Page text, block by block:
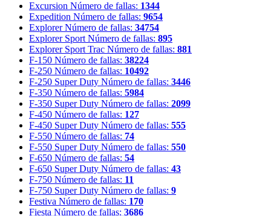
Excursion Número de fallas: 1344
Expedition Número de fallas: 9654
Explorer Número de fallas: 34754
Explorer Sport Número de fallas: 895
Explorer Sport Trac Número de fallas: 881
F-150 Número de fallas: 38224
F-250 Número de fallas: 10492
F-250 Super Duty Número de fallas: 3446
F-350 Número de fallas: 5984
F-350 Super Duty Número de fallas: 2099
F-450 Número de fallas: 127
F-450 Super Duty Número de fallas: 555
F-550 Número de fallas: 74
F-550 Super Duty Número de fallas: 550
F-650 Número de fallas: 54
F-650 Super Duty Número de fallas: 43
F-750 Número de fallas: 11
F-750 Super Duty Número de fallas: 9
Festiva Número de fallas: 170
Fiesta Número de fallas: 3686